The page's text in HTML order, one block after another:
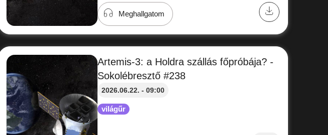
Meghallgatom
Artemis-3: a Holdra szállás főpróbája? -
Sokolébresztő #238
2026.06.22. - 09:00
világűr